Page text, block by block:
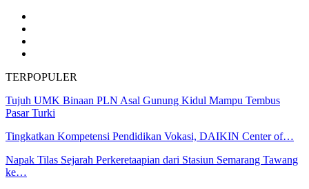
TERPOPULER
Tujuh UMK Binaan PLN Asal Gunung Kidul Mampu Tembus
Pasar Turki
Tingkatkan Kompetensi Pendidikan Vokasi, DAIKIN Center of…
Napak Tilas Sejarah Perkeretaapian dari Stasiun Semarang Tawang
ke…